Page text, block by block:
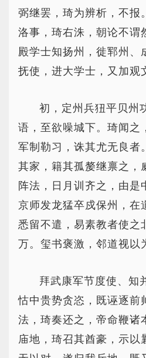
弼继罢，琦为辨析，不报
洛事，琦右洙，朝论不谓
殿学士知扬州，徙郓州、
抚使，进大学士，又加观
初，定州兵狃平贝州
语，至欲噪城下。琦闻之
军制勒习，诛其尤无良者
其家，籍其孤嫠继禀之，
阵法，日月训齐之，由是
京师发龙猛卒戍保州，在
悉留不遣，易素教者使之
万。玺书褒激，邻道视以
拜武康军节度使、知
怙中贵势贪恣，既诬逐前
法，琦奏还之，帝命鞭诸
庙地，琦召其酋豪，示以